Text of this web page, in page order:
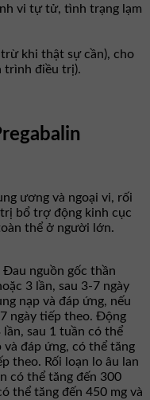
vi tự tử, tình trạng lạm
khi thật sự cần), cho
trình điều trị).
ương và ngoại vi, rối
bổ trợ động kinh cục
thể ở người lớn.
Đau nguồn gốc thần
3 lần, sau 3-7 ngày
nạp và đáp ứng, nếu
ngày tiếp theo. Động
sau 1 tuần có thể
đáp ứng, có thể tăng
theo. Rối loạn lo âu lan
có thể tăng đến 300
thể tăng đến 450 mg và